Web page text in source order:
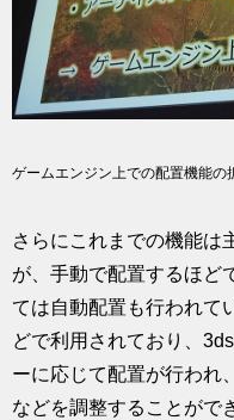
ゲームエンジン上での配置機能の
さらにこれまでの機能は
が、手動で配置するほど
ては自動配置も行われて
どで利用されており、
ーに応じて配置が行われ
などを調整することがで